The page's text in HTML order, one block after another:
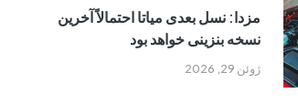
ژوئن 29, 2026
مزدا: نسل بعدی میاتا احتمالاً آخرین
نسخه بنزینی خواهد بود